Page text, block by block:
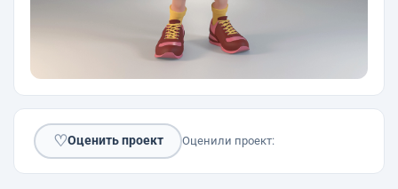
♡Оценить проект Оценили проект: